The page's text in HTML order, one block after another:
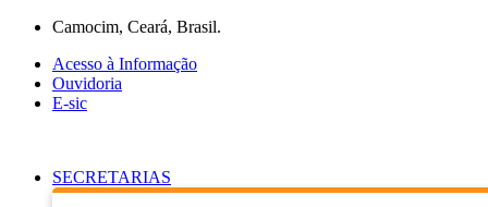
conteúdo
Camocim, Ceará, Brasil.
Acesso à Informação
Ouvidoria
E-sic
SECRETARIAS